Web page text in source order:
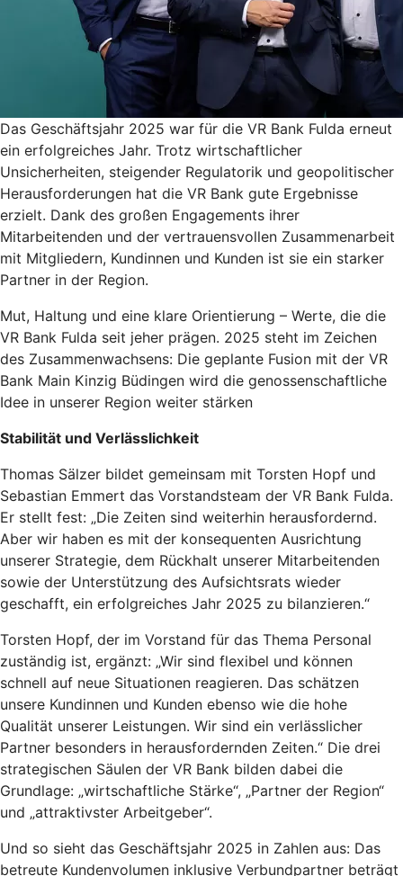
Das Geschäftsjahr 2025 war für die VR Bank Fulda erneut
ein erfolgreiches Jahr. Trotz wirtschaftlicher
Unsicherheiten, steigender Regulatorik und geopolitischer
Herausforderungen hat die VR Bank gute Ergebnisse
erzielt. Dank des großen Engagements ihrer
Mitarbeitenden und der vertrauensvollen Zusammenarbeit
mit Mitgliedern, Kundinnen und Kunden ist sie ein starker
Partner in der Region.
Mut, Haltung und eine klare Orientierung – Werte, die die
VR Bank Fulda seit jeher prägen. 2025 steht im Zeichen
des Zusammenwachsens: Die geplante Fusion mit der VR
Bank Main Kinzig Büdingen wird die genossenschaftliche
Idee in unserer Region weiter stärken
Stabilität und Verlässlichkeit
Thomas Sälzer bildet gemeinsam mit Torsten Hopf und
Sebastian Emmert das Vorstandsteam der VR Bank Fulda.
Er stellt fest: „Die Zeiten sind weiterhin herausfordernd.
Aber wir haben es mit der konsequenten Ausrichtung
unserer Strategie, dem Rückhalt unserer Mitarbeitenden
sowie der Unterstützung des Aufsichtsrats wieder
geschafft, ein erfolgreiches Jahr 2025 zu bilanzieren.“
Torsten Hopf, der im Vorstand für das Thema Personal
zuständig ist, ergänzt: „Wir sind flexibel und können
schnell auf neue Situationen reagieren. Das schätzen
unsere Kundinnen und Kunden ebenso wie die hohe
Qualität unserer Leistungen. Wir sind ein verlässlicher
Partner besonders in herausfordernden Zeiten.“ Die drei
strategischen Säulen der VR Bank bilden dabei die
Grundlage: „wirtschaftliche Stärke“, „Partner der Region“
und „attraktivster Arbeitgeber“.
Und so sieht das Geschäftsjahr 2025 in Zahlen aus: Das
betreute Kundenvolumen inklusive Verbundpartner beträgt